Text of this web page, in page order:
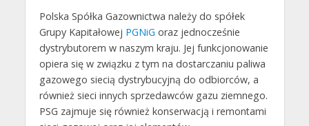
Polska Spółka Gazownictwa należy do spółek
Grupy Kapitałowej PGNiG oraz jednocześnie
dystrybutorem w naszym kraju. Jej funkcjonowanie
opiera się w związku z tym na dostarczaniu paliwa
gazowego siecią dystrybucyjną do odbiorców, a
również sieci innych sprzedawców gazu ziemnego.
PSG zajmuje się również konserwacją i remontami